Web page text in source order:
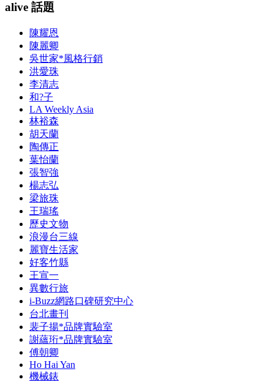
alive 話題
陳耀恩
陳麗卿
吳世家*風格行銷
洪愛珠
李清志
和?子
LA Weekly Asia
林裕森
胡天蘭
陶傳正
葉怡蘭
張智強
楊志弘
梁旅珠
王瑞瑤
歷史文物
浪漫台三線
麗寶生活家
好客竹縣
王宣一
異數行旅
i-Buzz網路口碑研究中心
台北畫刊
裴子揚*品牌實驗室
謝蘊珩*品牌實驗室
傅朝卿
Ho Hai Yan
機械錶